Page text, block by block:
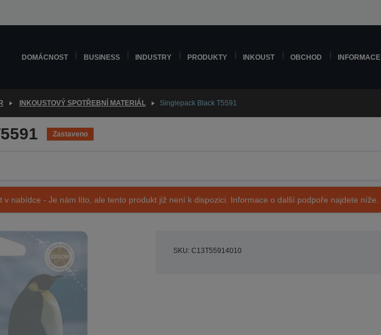
DOMÁCNOST BUSINESS INDUSTRY PRODUKTY INKOUST OBCHOD INFORMACE
INKOUSTOVÝ SPOTŘEBNÍ MATERIÁL Singlepack Black T5591
Zastaveno
v nabídce - Je nám líto, ale tento produkt již není k dispozici. Informace o další podpoře najdete níže.
SKU: C13T55914010